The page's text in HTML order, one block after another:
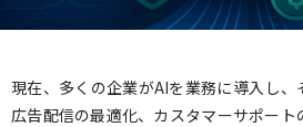
現在、多くの企業がAIを業務に導入し、
広告配信の最適化、カスタマーサポー